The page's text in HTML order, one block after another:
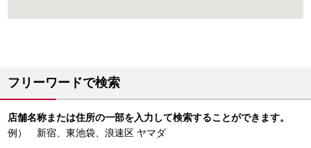
フリーワードで検索
店舗名称または住所の一部を入力して検索することができます。
例） 新宿、東池袋、浪速区 ヤマダ